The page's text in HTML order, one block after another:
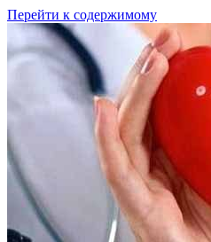
Перейти к содержимому